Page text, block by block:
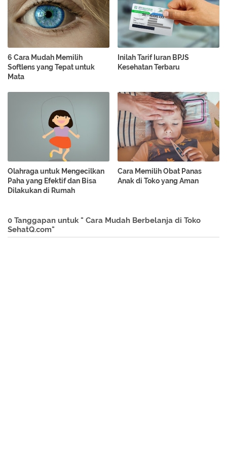
6 Cara Mudah Memilih
Softlens yang Tepat untuk
Mata
Inilah Tarif Iuran BPJS
Kesehatan Terbaru
Olahraga untuk Mengecilkan
Paha yang Efektif dan Bisa
Dilakukan di Rumah
Cara Memilih Obat Panas
Anak di Toko yang Aman
0 Tanggapan untuk " Cara Mudah Berbelanja di Toko
SehatQ.com"